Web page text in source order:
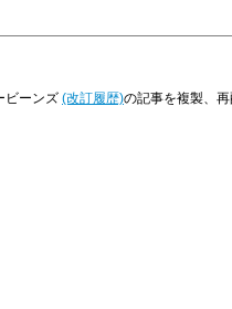
ビーンズ (改訂履歴)の記事を複製、